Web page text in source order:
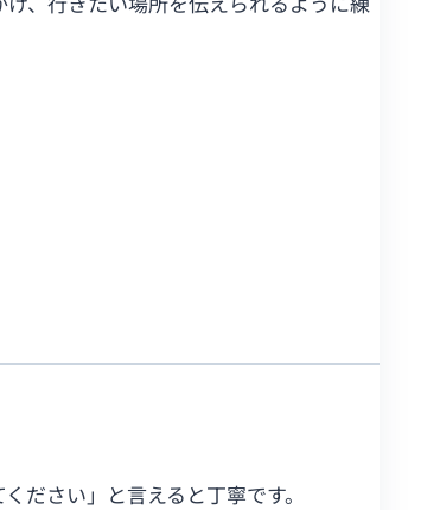
ださい」と言えると丁寧です。